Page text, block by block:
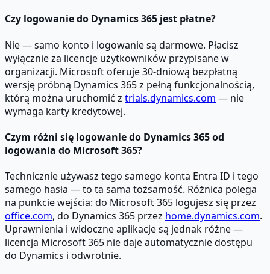
Czy logowanie do Dynamics 365 jest płatne?
Nie — samo konto i logowanie są darmowe. Płacisz
wyłącznie za licencje użytkowników przypisane w
organizacji. Microsoft oferuje 30-dniową bezpłatną
wersję próbną Dynamics 365 z pełną funkcjonalnością,
którą można uruchomić z trials.dynamics.com — nie
wymaga karty kredytowej.
Czym różni się logowanie do Dynamics 365 od
logowania do Microsoft 365?
Technicznie używasz tego samego konta Entra ID i tego
samego hasła — to ta sama tożsamość. Różnica polega
na punkcie wejścia: do Microsoft 365 logujesz się przez
office.com, do Dynamics 365 przez home.dynamics.com.
Uprawnienia i widoczne aplikacje są jednak różne —
licencja Microsoft 365 nie daje automatycznie dostępu
do Dynamics i odwrotnie.